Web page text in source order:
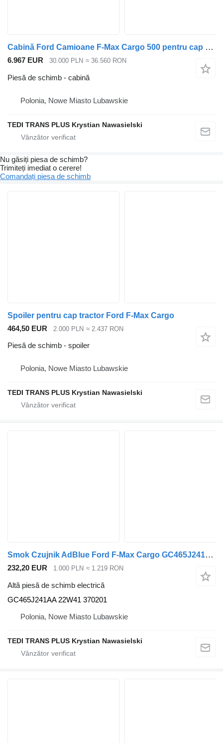
Cabină Ford Camioane F-Max Cargo 500 pentru cap tractor Ford F-Max Trucks Cargo 500
6.967 EUR 30.000 PLN ≈ 36.560 RON
Piesă de schimb - cabină
Polonia, Nowe Miasto Lubawskie
TEDI TRANS PLUS Krystian Nawasielski
Nu găsiți piesa de schimb?
Trimiteți imediat o cerere!
Comandați piesa de schimb
Spoiler pentru cap tractor Ford F-Max Cargo
464,50 EUR
2.000 PLN ≈ 2.437 RON
Piesă de schimb - spoiler
Polonia, Nowe Miasto Lubawskie
TEDI TRANS PLUS Krystian Nawasielski
Smok Czujnik AdBlue Ford F-Max Cargo GC465J241AA pentru cap tractor Ford F-Max Cargo
232,20 EUR 1.000 PLN ≈ 1.219 RON
Altă piesă de schimb electrică
GC465J241AA 22W41 370201
Polonia, Nowe Miasto Lubawskie
TEDI TRANS PLUS Krystian Nawasielski